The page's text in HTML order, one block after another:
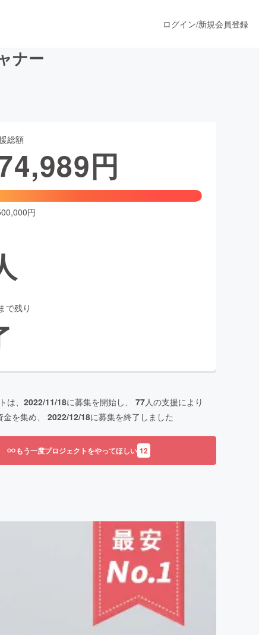
ファッション
ログイン/新規会員登録
ナー
総額
円
円
で残り
は、 2022/11/18に募集を開始し、 77人の支援により
金を集め、 2022/12/18に募集を終了しました
もう一度プロジェクトをやってほしい 12